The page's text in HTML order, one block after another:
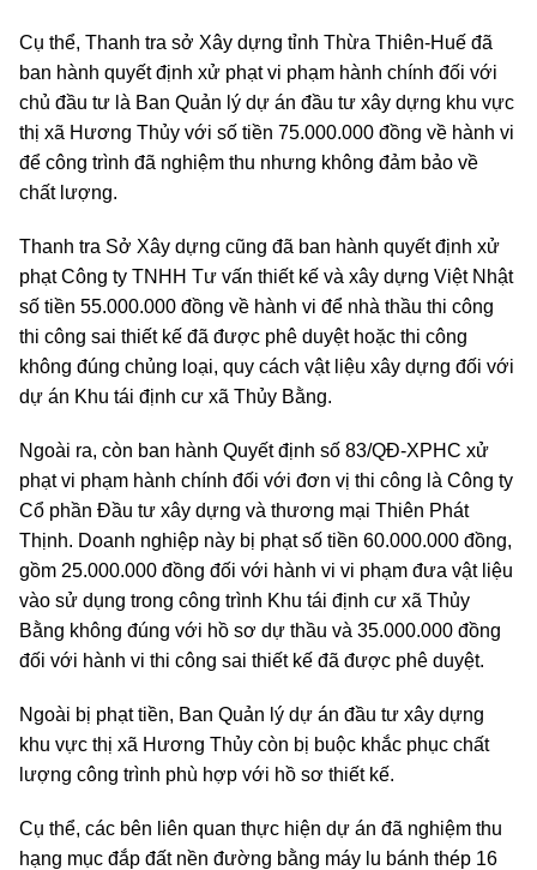
Cụ thể, Thanh tra sở Xây dựng tỉnh Thừa Thiên-Huế đã
ban hành quyết định xử phạt vi phạm hành chính đối với
chủ đầu tư là Ban Quản lý dự án đầu tư xây dựng khu vực
thị xã Hương Thủy với số tiền 75.000.000 đồng về hành vi
để công trình đã nghiệm thu nhưng không đảm bảo về
chất lượng.
Thanh tra Sở Xây dựng cũng đã ban hành quyết định xử
phạt Công ty TNHH Tư vấn thiết kế và xây dựng Việt Nhật
số tiền 55.000.000 đồng về hành vi để nhà thầu thi công
thi công sai thiết kế đã được phê duyệt hoặc thi công
không đúng chủng loại, quy cách vật liệu xây dựng đối với
dự án Khu tái định cư xã Thủy Bằng.
Ngoài ra, còn ban hành Quyết định số 83/QĐ-XPHC xử
phạt vi phạm hành chính đối với đơn vị thi công là Công ty
Cổ phần Đầu tư xây dựng và thương mại Thiên Phát
Thịnh. Doanh nghiệp này bị phạt số tiền 60.000.000 đồng,
gồm 25.000.000 đồng đối với hành vi vi phạm đưa vật liệu
vào sử dụng trong công trình Khu tái định cư xã Thủy
Bằng không đúng với hồ sơ dự thầu và 35.000.000 đồng
đối với hành vi thi công sai thiết kế đã được phê duyệt.
Ngoài bị phạt tiền, Ban Quản lý dự án đầu tư xây dựng
khu vực thị xã Hương Thủy còn bị buộc khắc phục chất
lượng công trình phù hợp với hồ sơ thiết kế.
Cụ thể, các bên liên quan thực hiện dự án đã nghiệm thu
hạng mục đắp đất nền đường bằng máy lu bánh thép 16